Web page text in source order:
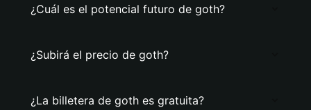
¿Cuál es el potencial futuro de goth?
¿Subirá el precio de goth?
¿La billetera de goth es gratuita?